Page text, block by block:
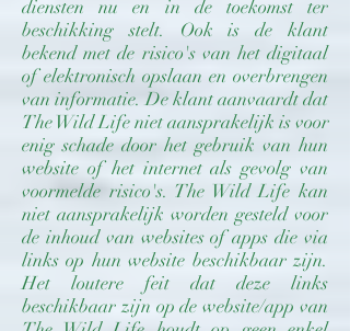
diensten nu en in de toekomst ter
beschikking stelt. Ook is de klant
bekend met de risico's van het digitaal
of elektronisch opslaan en overbrengen
van informatie. De klant aanvaardt dat
The Wild Life niet aansprakelijk is voor
enig schade door het gebruik van hun
website of het internet als gevolg van
voormelde risico's. The Wild Life kan
niet aansprakelijk worden gesteld voor
de inhoud van websites of apps die via
links op hun website beschikbaar zijn.
Het loutere feit dat deze links
beschikbaar zijn op de website/app van